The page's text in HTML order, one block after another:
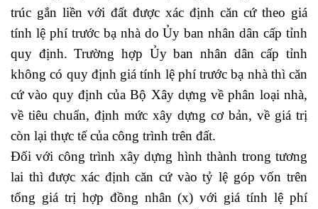
trúc gắn liền với đất được xác định căn cứ theo giá
tính lệ phí trước bạ nhà do Ủy ban nhân dân cấp tỉnh
quy định. Trường hợp Ủy ban nhân dân cấp tỉnh
không có quy định giá tính lệ phí trước bạ nhà thì căn
cứ vào quy định của Bộ Xây dựng về phân loại nhà,
về tiêu chuẩn, định mức xây dựng cơ bản, về giá trị
còn lại thực tế của công trình trên đất.
Đối với công trình xây dựng hình thành trong tương
lai thì được xác định căn cứ vào tỷ lệ góp vốn trên
tổng giá trị hợp đồng nhân (x) với giá tính lệ phí